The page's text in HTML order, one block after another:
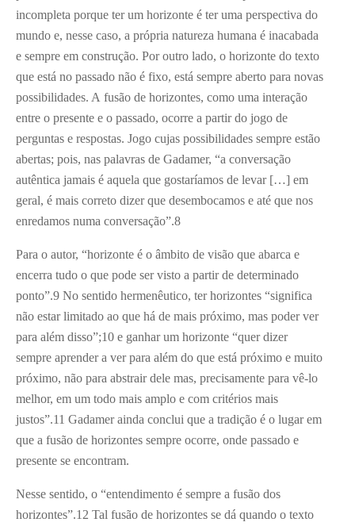
incompleta porque ter um horizonte é ter uma perspectiva do
mundo e, nesse caso, a própria natureza humana é inacabada
e sempre em construção. Por outro lado, o horizonte do texto
que está no passado não é fixo, está sempre aberto para novas
possibilidades. A fusão de horizontes, como uma interação
entre o presente e o passado, ocorre a partir do jogo de
perguntas e respostas. Jogo cujas possibilidades sempre estão
abertas; pois, nas palavras de Gadamer, “a conversação
autêntica jamais é aquela que gostaríamos de levar […] em
geral, é mais correto dizer que desembocamos e até que nos
enredamos numa conversação”.8
Para o autor, “horizonte é o âmbito de visão que abarca e
encerra tudo o que pode ser visto a partir de determinado
ponto”.9 No sentido hermenêutico, ter horizontes “significa
não estar limitado ao que há de mais próximo, mas poder ver
para além disso”;10 e ganhar um horizonte “quer dizer
sempre aprender a ver para além do que está próximo e muito
próximo, não para abstrair dele mas, precisamente para vê-lo
melhor, em um todo mais amplo e com critérios mais
justos”.11 Gadamer ainda conclui que a tradição é o lugar em
que a fusão de horizontes sempre ocorre, onde passado e
presente se encontram.
Nesse sentido, o “entendimento é sempre a fusão dos
horizontes”.12 Tal fusão de horizontes se dá quando o texto